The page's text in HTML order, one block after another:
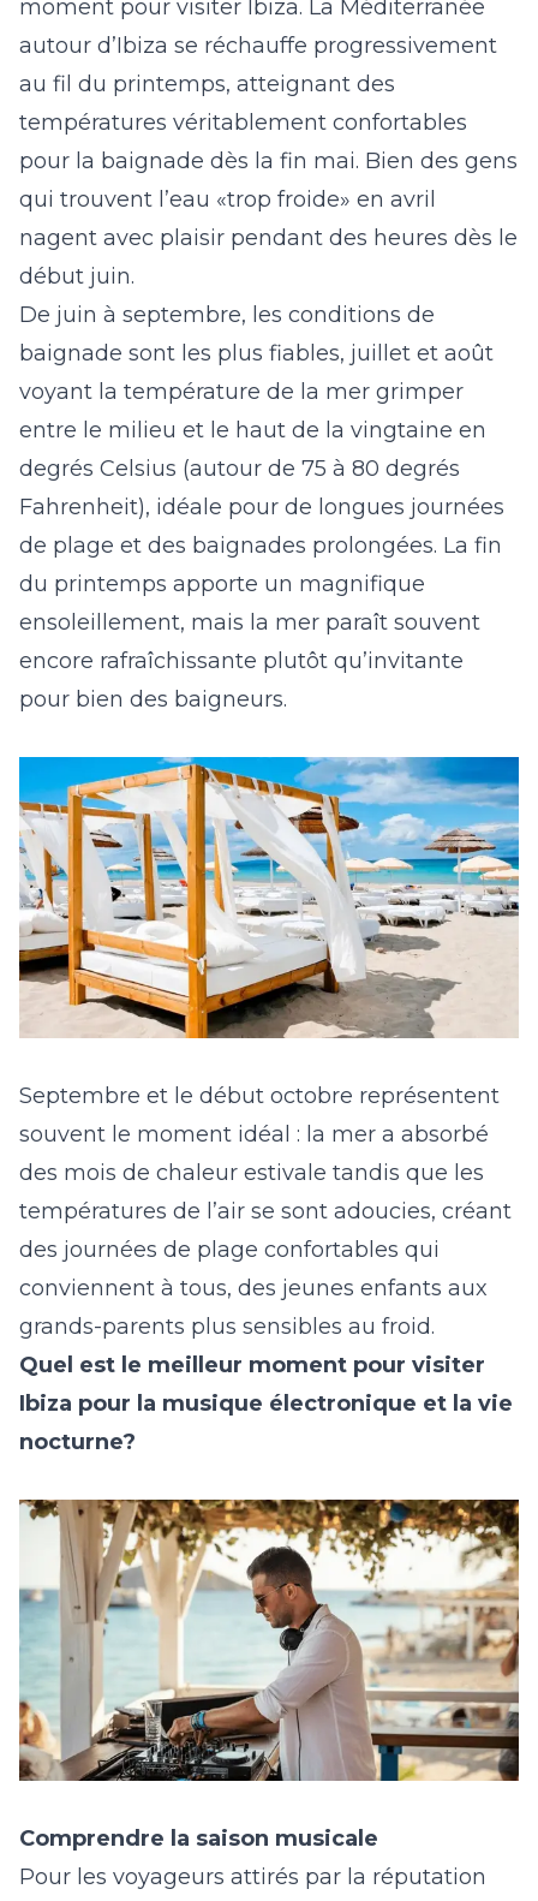
moment pour visiter Ibiza. La Méditerranée
autour d’Ibiza se réchauffe progressivement
au fil du printemps, atteignant des
températures véritablement confortables
pour la baignade dès la fin mai. Bien des gens
qui trouvent l’eau «trop froide» en avril
nagent avec plaisir pendant des heures dès le
début juin.
De juin à septembre, les conditions de
baignade sont les plus fiables, juillet et août
voyant la température de la mer grimper
entre le milieu et le haut de la vingtaine en
degrés Celsius (autour de 75 à 80 degrés
Fahrenheit), idéale pour de longues journées
de plage et des baignades prolongées. La fin
du printemps apporte un magnifique
ensoleillement, mais la mer paraît souvent
encore rafraîchissante plutôt qu’invitante
pour bien des baigneurs.
Septembre et le début octobre représentent
souvent le moment idéal : la mer a absorbé
des mois de chaleur estivale tandis que les
températures de l’air se sont adoucies, créant
des journées de plage confortables qui
conviennent à tous, des jeunes enfants aux
grands-parents plus sensibles au froid.
Quel est le meilleur moment pour visiter
Ibiza pour la musique électronique et la vie
nocturne?
Comprendre la saison musicale
Pour les voyageurs attirés par la réputation